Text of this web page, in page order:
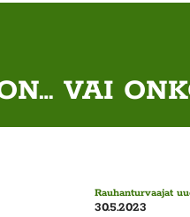
VAI
Rauhanturvaajat
30.5.2023